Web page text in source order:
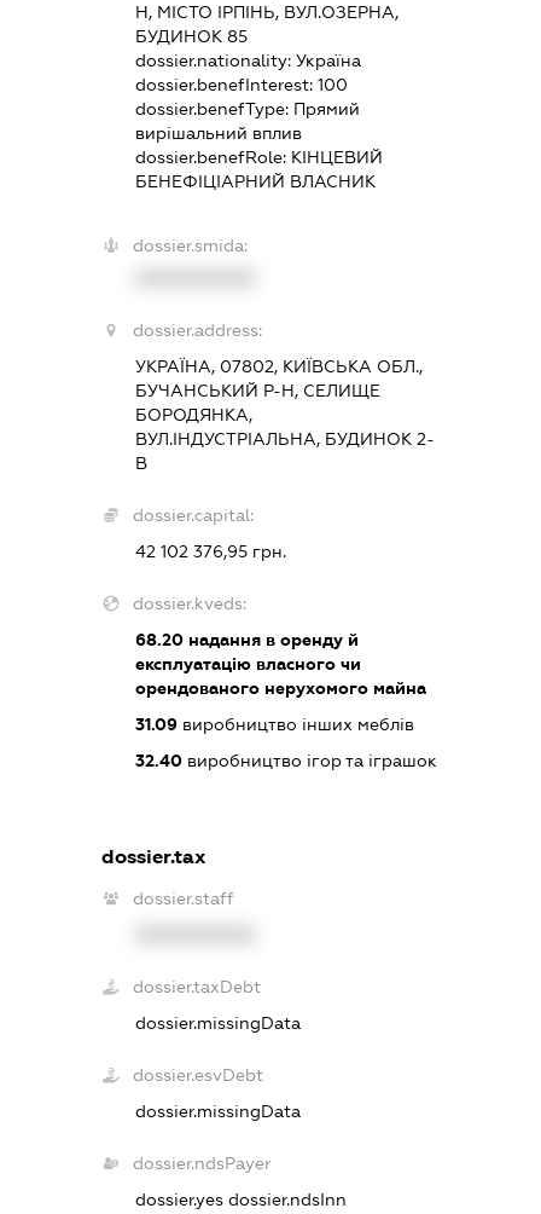
Н, МІСТО ІРПІНЬ, ВУЛ.ОЗЕРНА,
БУДИНОК 85
dossier.nationality:Україна
dossier.benefInterest:100
dossier.benefType: Прямий
вирішальний вплив
dossier.benefRole: КІНЦЕВИЙ
БЕНЕФІЦІАРНИЙ ВЛАСНИК
dossier.smida:
dossier.address:
УКРАЇНА, 07802, КИЇВСЬКА ОБЛ.,
БУЧАНСЬКИЙ Р-Н, СЕЛИЩЕ
БОРОДЯНКА,
ВУЛ.ІНДУСТРІАЛЬНА, БУДИНОК 2-
В
dossier.capital:
42 102 376,95 грн.
dossier.kveds:
68.20 надання в оренду й
експлуатацію власного чи
орендованого нерухомого майна
31.09 виробництво інших меблів
32.40 виробництво ігор та іграшок
dossier.tax
dossier.staff
dossier.taxDebt
dossier.missingData
dossier.esvDebt
dossier.missingData
dossier.ndsPayer
dossier.yesdossier.ndsInn